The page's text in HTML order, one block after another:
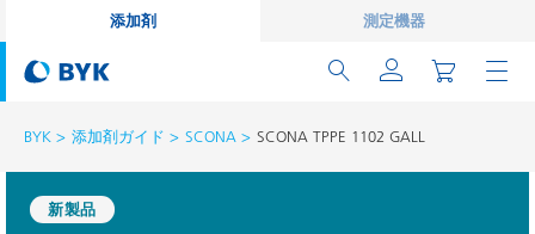
添加剤 測定機器
BYK 添加剤ガイド SCONA SCONA TPPE 1102 GALL
新製品